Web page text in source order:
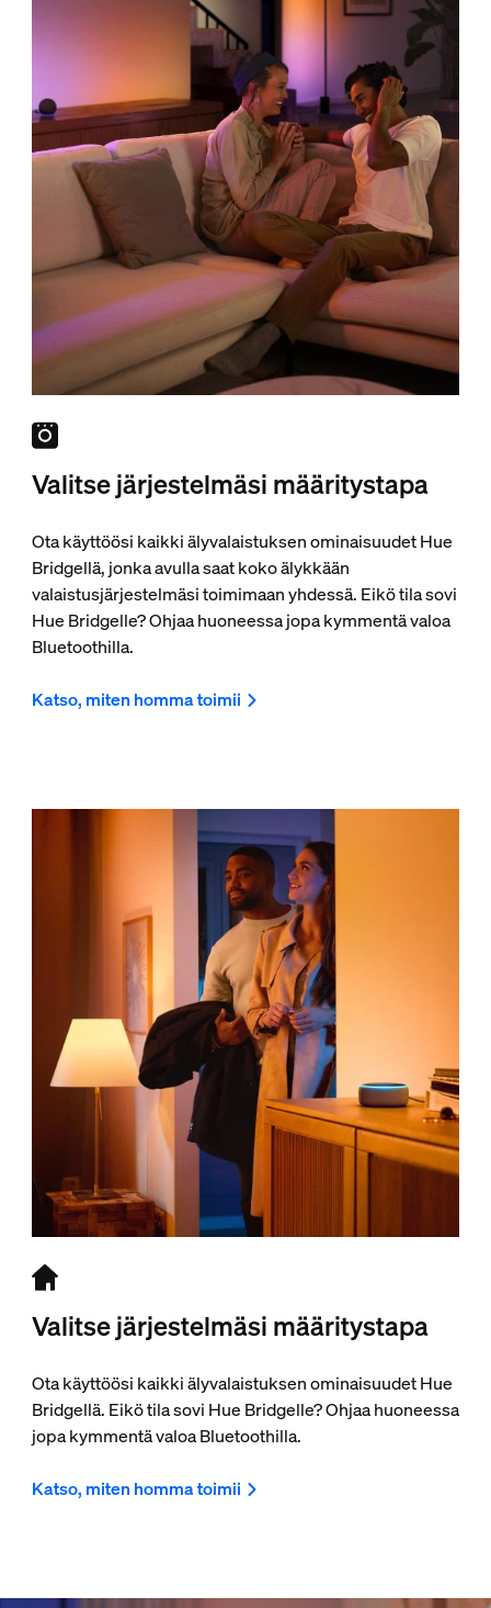
Valitse järjestelmäsi määritystapa
Ota käyttöösi kaikki älyvalaistuksen ominaisuudet Hue
Bridgellä, jonka avulla saat koko älykkään
valaistusjärjestelmäsi toimimaan yhdessä. Eikö tila sovi
Hue Bridgelle? Ohjaa huoneessa jopa kymmentä valoa
Bluetoothilla.
Katso, miten homma toimii
Valitse järjestelmäsi määritystapa
Ota käyttöösi kaikki älyvalaistuksen ominaisuudet Hue
Bridgellä. Eikö tila sovi Hue Bridgelle? Ohjaa huoneessa
jopa kymmentä valoa Bluetoothilla.
Katso, miten homma toimii